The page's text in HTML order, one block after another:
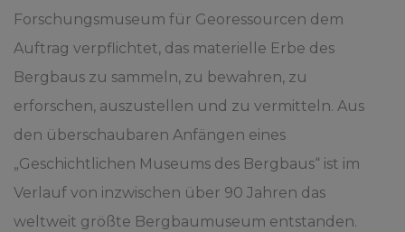
Forschungsmuseum für Georessourcen dem
Auftrag verpflichtet, das materielle Erbe des
Bergbaus zu sammeln, zu bewahren, zu
erforschen, auszustellen und zu vermitteln. Aus
den überschaubaren Anfängen eines
„Geschichtlichen Museums des Bergbaus“ ist im
Verlauf von inzwischen über 90 Jahren das
weltweit größte Bergbaumuseum entstanden.